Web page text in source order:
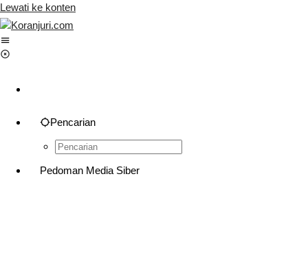
Lewati ke konten
Pencarian
Pedoman Media Siber